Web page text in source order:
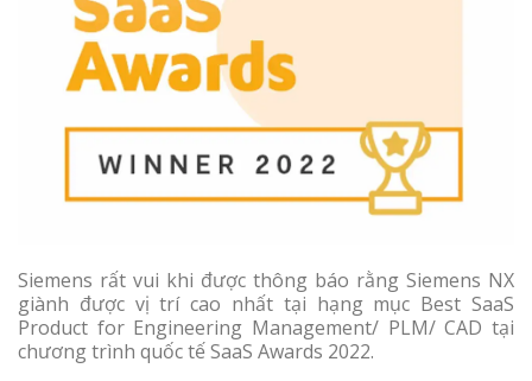
Siemens rất vui khi được thông báo rằng Siemens NX
giành được vị trí cao nhất tại hạng mục Best SaaS
Product for Engineering Management/ PLM/ CAD tại
chương trình quốc tế SaaS Awards 2022.